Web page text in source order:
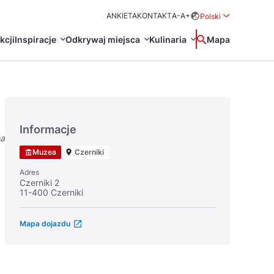
ANKIETAKONTAKTA-A+
Polski
Inspiracje Odkrywaj miejsca
Turystyczne
Kulinaria Wyszukaj
Mapa
日本語
Informacje
Muzea Czerniki
Adres
Czerniki 2
11-400 Czerniki
Mapa dojazdu